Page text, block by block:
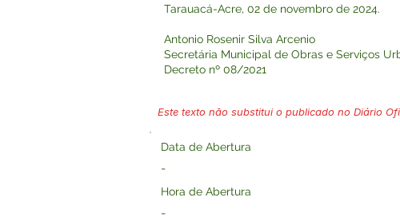
Tarauacá-Acre, 02 de novembro de 2024.
Antonio Rosenir Silva Arcenio
Secretária Municipal de Obras e Serviços
Decreto nº 08/2021
Este texto não substitui o publicado no Diário
Data de Abertura
-
Hora de Abertura
-